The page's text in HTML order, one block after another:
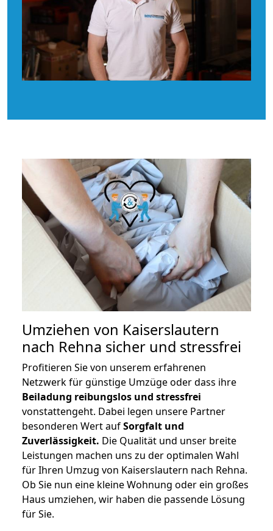
Umziehen von Kaiserslautern
nach Rehna sicher und stressfrei
Profitieren Sie von unserem erfahrenen
Netzwerk für günstige Umzüge oder dass ihre
Beiladung reibungslos und stressfrei
vonstattengeht. Dabei legen unsere Partner
besonderen Wert aufSorgfalt und
Zuverlässigkeit. Die Qualität und unser breite
Leistungen machen uns zu der optimalen Wahl
für Ihren Umzug von Kaiserslautern nach Rehna.
Ob Sie nun eine kleine Wohnung oder ein großes
Haus umziehen, wir haben die passende Lösung
für Sie.